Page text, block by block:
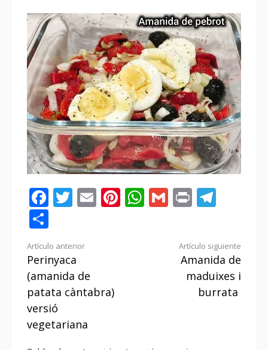
Facebook
Twitter
EmailPinterest
WhatsApp
Gmail
Print
Seguir
leyendo
Artículo anterior
Perinyaca
(amanida de
patata càntabra)
versió
vegetariana
Artículo siguiente
Amanida de
maduixes i
burrata